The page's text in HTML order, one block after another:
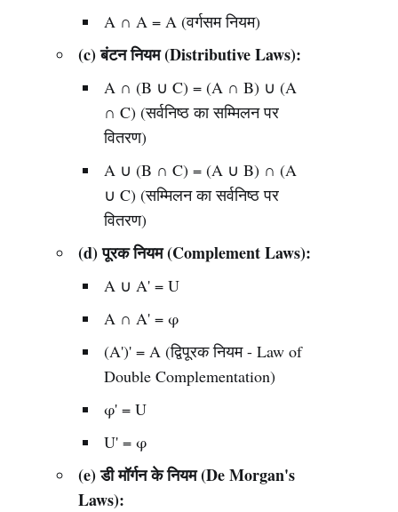
A ∩ A = A (वर्गसम नियम)
(c) बंटन नियम (Distributive Laws):
A ∩ (B ∪ C) = (A ∩ B) ∪ (A
∩ C) (सर्वनिष्ठ का सम्मिलन पर
वितरण)
A ∪ (B ∩ C) = (A ∪ B) ∩ (A
∪ C) (सम्मिलन का सर्वनिष्ठ पर
वितरण)
(d) पूरक नियम (Complement Laws):
A ∪ A' = U
A ∩ A' = φ
(A')' = A (द्विपूरक नियम - Law of
Double Complementation)
φ' = U
U' = φ
(e) डी मॉर्गन के नियम (De Morgan's
Laws):